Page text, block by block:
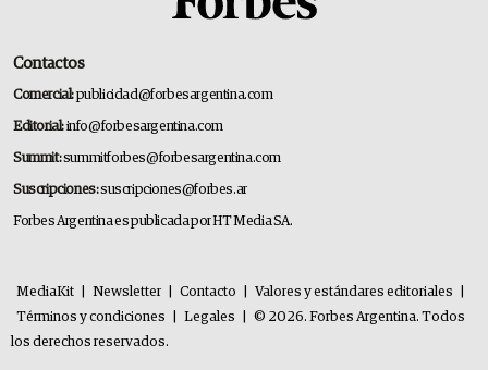
Contactos
Comercial:publicidad@forbesargentina.com
Editorial:info@forbesargentina.com
Summit:summitforbes@forbesargentina.com
Suscripciones:suscripciones@forbes.ar
Forbes Argentina es publicada por HT Media SA.
MediaKit Newsletter Contacto Valores y estándares editoriales
Términos y condiciones
Legales
© 2026. Forbes Argentina. Todos
los derechos reservados.